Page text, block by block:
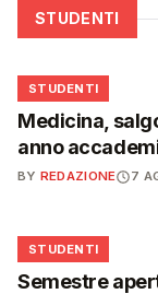
STUDENTI
🎓
STUDENTI
Medicina,
anno
BY REDAZIONE 7
🎓
STUDENTI
Semestre